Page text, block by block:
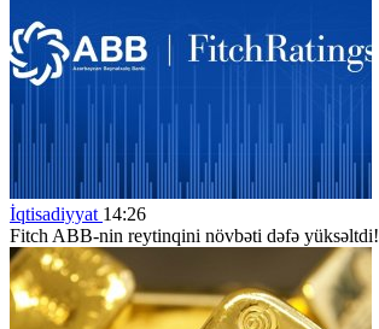
İqtisadiyyat 14:26
Fitch ABB-nin reytinqini növbəti dəfə yüksəltdi!